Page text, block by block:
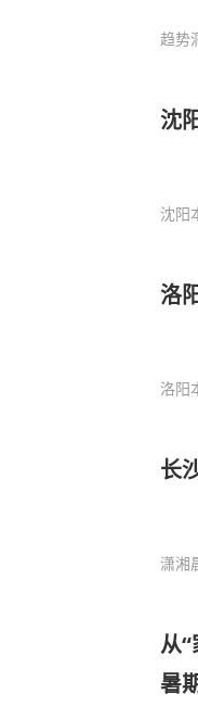
趋势
沈
沈阳
洛
洛阳
长
潇湘
从
暑